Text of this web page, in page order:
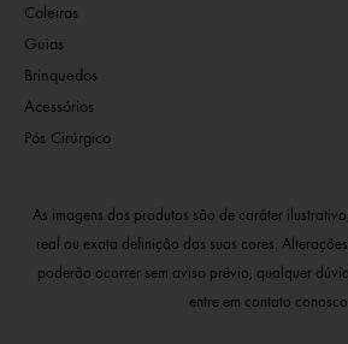
Coleiras
Guias
Brinquedos
Acessórios
Pós Cirúrgico
As imagens dos produtos são de caráter
real ou exata definição das suas cores.
poderão ocorrer sem aviso prévio, qualquer
entre em contato